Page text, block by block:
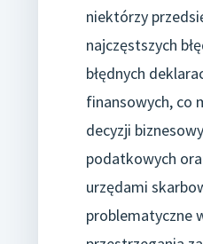
niektórzy
najczęstszych
błędnych
finansowych, co
decyzji
podatkowych
urzędami
problematyczne